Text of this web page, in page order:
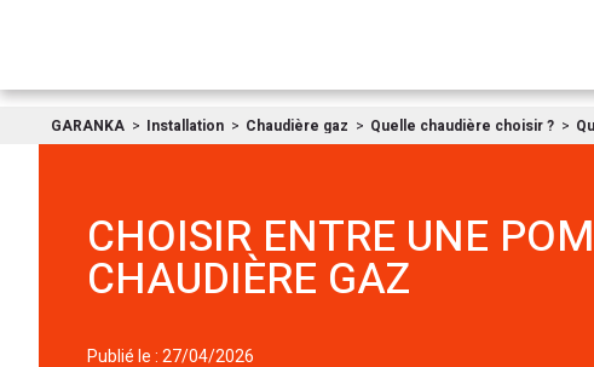
GARANKA Installation Chaudière gaz Quelle chaudière choisir ?
CHOISIR ENTRE UNE
CHAUDIÈRE GAZ
Publié le : 27/04/2026